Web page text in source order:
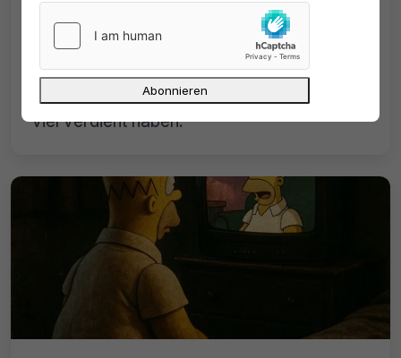
Zwei neue Movie2k-Klone online
Jetzt gibt es zwei neue Movie2k-Klone.
Movie2k.cx will die guten alten Zeiten
hochleben lassen, als die Uploader noch
viel verdient haben.